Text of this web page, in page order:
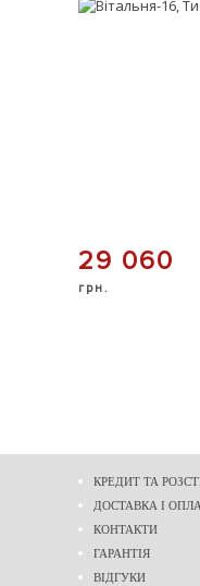
29 060
грн.
КРЕДИТ ТА
ДОСТАВКА І
КОНТАКТИ
ГАРАНТІЯ
ВІДГУКИ